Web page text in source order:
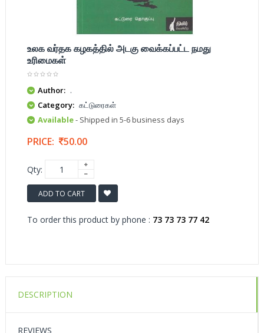
உலக வர்தக கழகத்தில் அடகு வைக்கப்பட்ட நமது
உரிமைகள்
Author: .
Category: கட்டுரைகள்
Available- Shipped in 5-6 business days
PRICE: 50.00
Qty:
ADD TO CART
To order this product by phone : 73 73 73 77 42
DESCRIPTION
REVIEWS